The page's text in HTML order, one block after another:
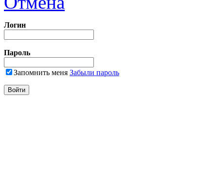
Логин
Пароль
Запомнить меня Забыли пароль